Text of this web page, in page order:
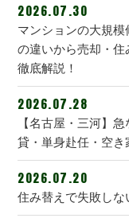
2026.07.30
マンションの大規
の違いから売却・
徹底解説！
2026.07.28
【名古屋・三河】
貸・単身赴任・空
2026.07.20
住み替えで失敗しな